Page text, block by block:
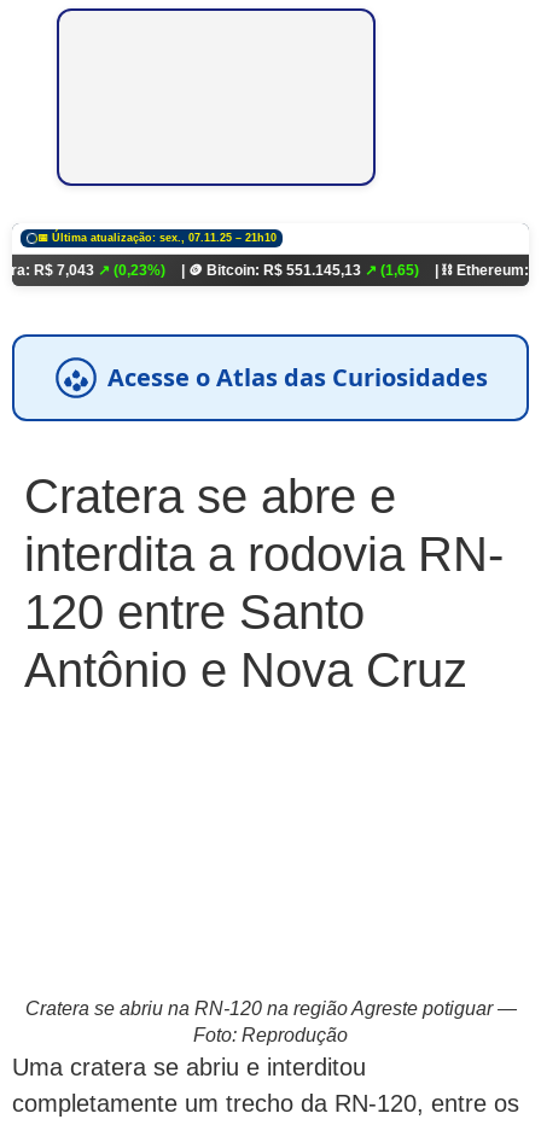
📅 Última atualização: sex., 07.11.25 – 21h10
↗ (0,23%) | 🪙 Bitcoin: R$ 551.145,13↗ (1,65) | ⛓️ Ethereum: R$
Acesse o Atlas das Curiosidades
Cratera se abre e
interdita a rodovia RN-
120 entre Santo
Antônio e Nova Cruz
Cratera se abriu na RN-120 na região Agreste potiguar —
Foto: Reprodução
Uma cratera se abriu e interditou
completamente um trecho da RN-120, entre os